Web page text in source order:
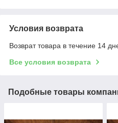
Условия возврата
Возврат товара в течение 14
Все условия возврата
Подобные товары